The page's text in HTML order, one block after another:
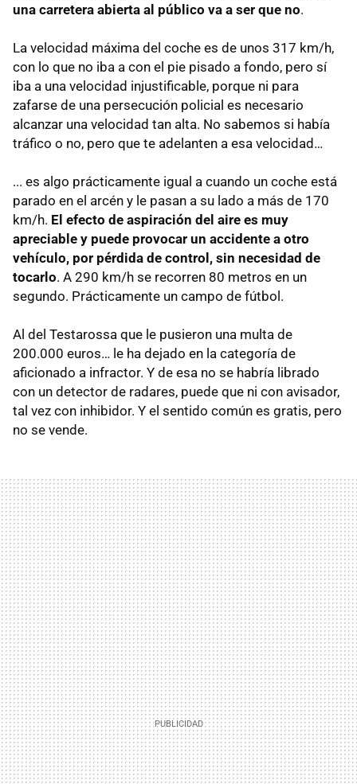
una carretera abierta al público va a ser que no.
La velocidad máxima del coche es de unos 317 km/h,
con lo que no iba a con el pie pisado a fondo, pero sí
iba a una velocidad injustificable, porque ni para
zafarse de una persecución policial es necesario
alcanzar una velocidad tan alta. No sabemos si había
tráfico o no, pero que te adelanten a esa velocidad…
... es algo prácticamente igual a cuando un coche está
parado en el arcén y le pasan a su lado a más de 170
km/h. El efecto de aspiración del aire es muy
apreciable y puede provocar un accidente a otro
vehículo, por pérdida de control, sin necesidad de
tocarlo. A 290 km/h se recorren 80 metros en un
segundo. Prácticamente un campo de fútbol.
Al del Testarossa que le pusieron una multa de
200.000 euros… le ha dejado en la categoría de
aficionado a infractor. Y de esa no se habría librado
con un detector de radares, puede que ni con avisador,
tal vez con inhibidor. Y el sentido común es gratis, pero
no se vende.